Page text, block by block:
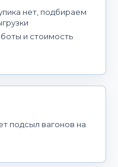
нет, подбираем
и стоимость
подсыл вагонов на